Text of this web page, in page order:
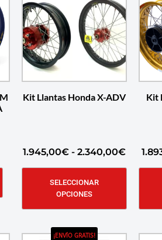
Kit Llantas Honda X-ADV
1.945,00€ - 2.340,00€
SELECCIONAR
OPCIONES
Kit
¡ENVÍO GRATIS!